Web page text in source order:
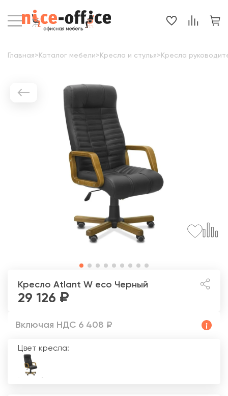
Главная> Каталог мебели> Кресла и стулья> Кресла
Кресло Atlant W есо Черный
29 126
Включая НДС 6 408 ₽
Цвет кресла: